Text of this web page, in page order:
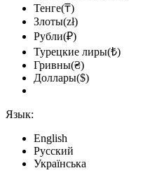
Тенге(₸)
Злоты(zł)
Рубли(₽)
Турецкие лиры(₺)
Гривны(₴)
Доллары($)
Язык:
English
Русский
Українська